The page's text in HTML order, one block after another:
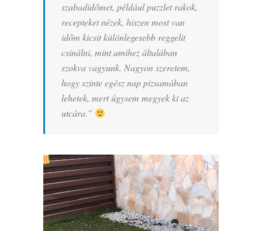
szabadidőmet, például puzzlet rakok,
recepteket nézek, hiszen most van
időm kicsit különlegesebb reggelit
csinálni, mint amihez általában
szokva vagyunk. Nagyon szeretem,
hogy szinte egész nap pizsamában
lehetek, mert úgysem megyek ki az
utcára.”